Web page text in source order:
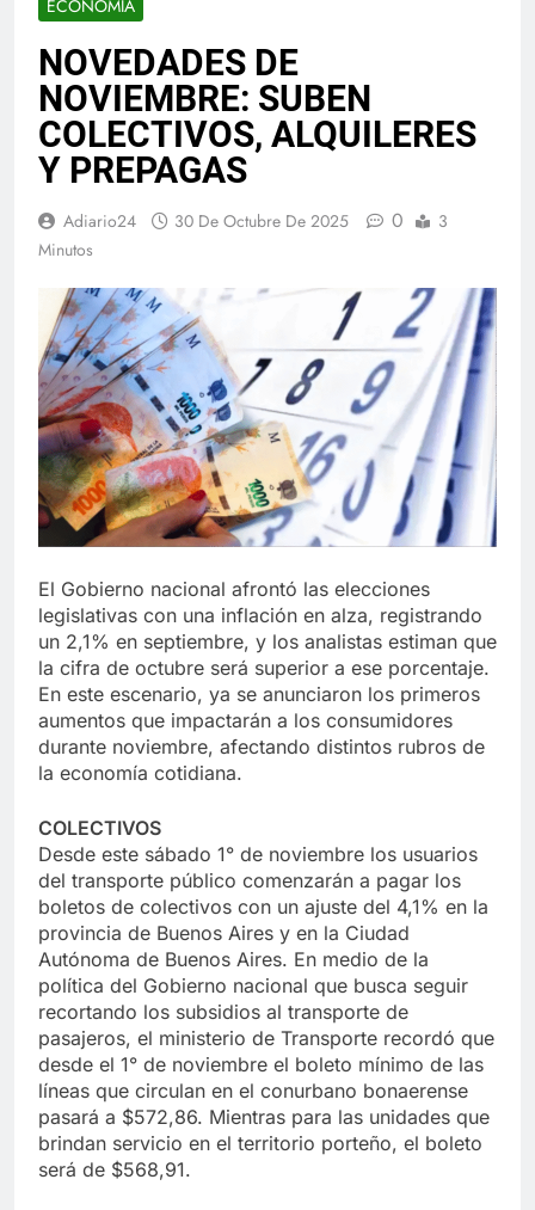
ECONOMIA
NOVEDADES DE
NOVIEMBRE: SUBEN
COLECTIVOS, ALQUILERES
Y PREPAGAS
Adiario24 30 De Octubre De 2025 0
3
Minutos
El Gobierno nacional afrontó las elecciones
legislativas con una inflación en alza, registrando
un 2,1% en septiembre, y los analistas estiman que
la cifra de octubre será superior a ese porcentaje.
En este escenario, ya se anunciaron los primeros
aumentos que impactarán a los consumidores
durante noviembre, afectando distintos rubros de
la economía cotidiana.
COLECTIVOS
Desde este sábado 1° de noviembre los usuarios
del transporte público comenzarán a pagar los
boletos de colectivos con un ajuste del 4,1% en la
provincia de Buenos Aires y en la Ciudad
Autónoma de Buenos Aires. En medio de la
política del Gobierno nacional que busca seguir
recortando los subsidios al transporte de
pasajeros, el ministerio de Transporte recordó que
desde el 1° de noviembre el boleto mínimo de las
líneas que circulan en el conurbano bonaerense
pasará a $572,86. Mientras para las unidades que
brindan servicio en el territorio porteño, el boleto
será de $568,91.